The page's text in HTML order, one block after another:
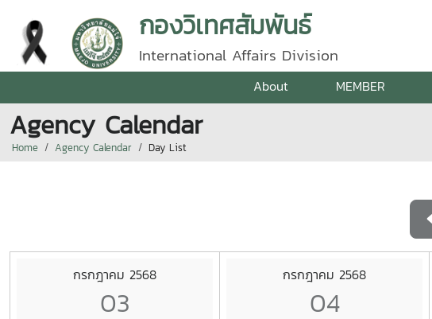
กองวิเทศสัมพันธ์
International Affairs Division
About MEMBER
Agency Calendar
Home Agency Calendar Day List
กรกฎาคม 2568
03
กรกฎาคม 2568
04